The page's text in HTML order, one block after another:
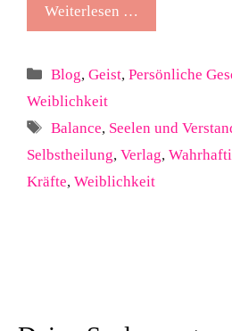
Weiterlesen …
Kategorien
Blog,Geist,Persönliche
Weiblichkeit
Schlagwörter
Balance, Seelen und
Selbstheilung, Verlag,
Kräfte, Weiblichkeit